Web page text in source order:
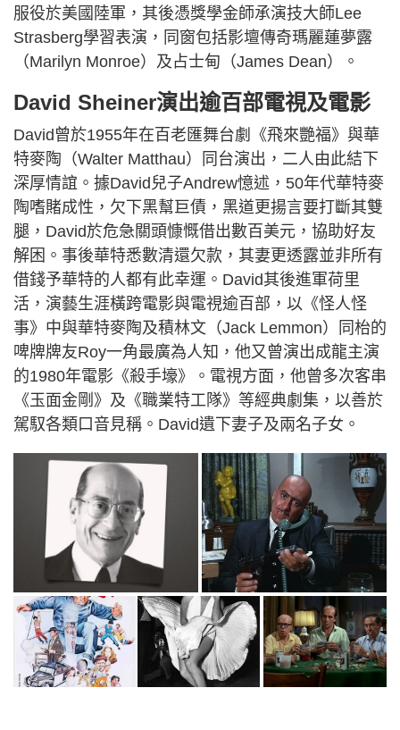
服役於美國陸軍，其後憑獎學金師承演技大師Lee
Strasberg學習表演，同窗包括影壇傳奇瑪麗蓮夢露
（Marilyn Monroe）及占士甸（James Dean）。
David Sheiner演出逾百部電視及電影
David曾於1955年在百老匯舞台劇《飛來艷福》與華
特麥陶（Walter Matthau）同台演出，二人由此結下
深厚情誼。據David兒子Andrew憶述，50年代華特麥
陶嗜賭成性，欠下黑幫巨債，黑道更揚言要打斷其雙
腿，David於危急關頭慷慨借出數百美元，協助好友
解困。事後華特悉數清還欠款，其妻更透露並非所有
借錢予華特的人都有此幸運。David其後進軍荷里
活，演藝生涯橫跨電影與電視逾百部，以《怪人怪
事》中與華特麥陶及積林文（Jack Lemmon）同枱的
啤牌牌友Roy一角最廣為人知，他又曾演出成龍主演
的1980年電影《殺手壕》。電視方面，他曾多次客串
《玉面金剛》及《職業特工隊》等經典劇集，以善於
駕馭各類口音見稱。David遺下妻子及兩名子女。